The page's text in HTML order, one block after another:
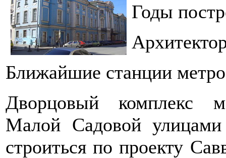
Годы
Ближайшие станции
Дворцовый комплекс
Малой Садовой
строиться по проекту